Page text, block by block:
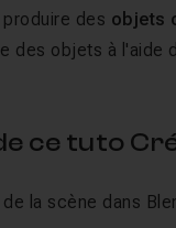
des objets
des objets à l'aide
ce tuto
la scène dans